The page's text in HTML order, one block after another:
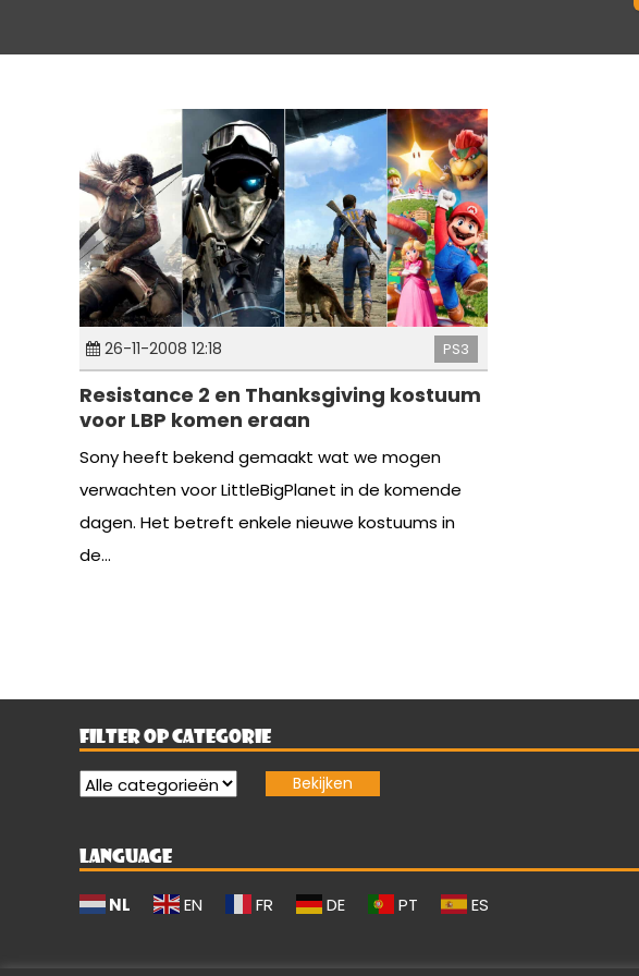
26-11-2008 12:18 PS3
Resistance 2 en Thanksgiving kostuum
voor LBP komen eraan
Sony heeft bekend gemaakt wat we mogen
verwachten voor LittleBigPlanet in de komende
dagen. Het betreft enkele nieuwe kostuums in
de...
FILTER OP CATEGORIE
LANGUAGE
NL EN FR DE PT ES